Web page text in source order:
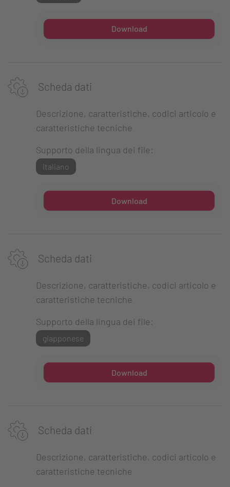
Download
Scheda dati
Descrizione, caratteristiche, codici articolo e
caratteristiche tecniche
Supporto della lingua dei file:
italiano
Download
Scheda dati
Descrizione, caratteristiche, codici articolo e
caratteristiche tecniche
Supporto della lingua dei file:
giapponese
Download
Scheda dati
Descrizione, caratteristiche, codici articolo e
caratteristiche tecniche